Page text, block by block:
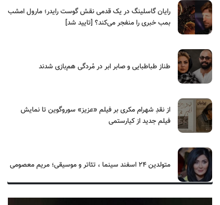
رایان گاسلینگ در یک قدمی نقش گوست رایدر؛ مارول امشب
بمب خبری را منفجر می‌کند؟ [تایید شد]
طناز طباطبایی و صابر ابر در مُردگی هم‌بازی شدند
از نقدِ شهرام مکری بر فیلم «عزیز» سوروگوین تا نمایش
فیلم جدید از کیارستمی
متولدین ۲۴ اسفند سینما ، تئاتر و موسیقی؛ مریم معصومی